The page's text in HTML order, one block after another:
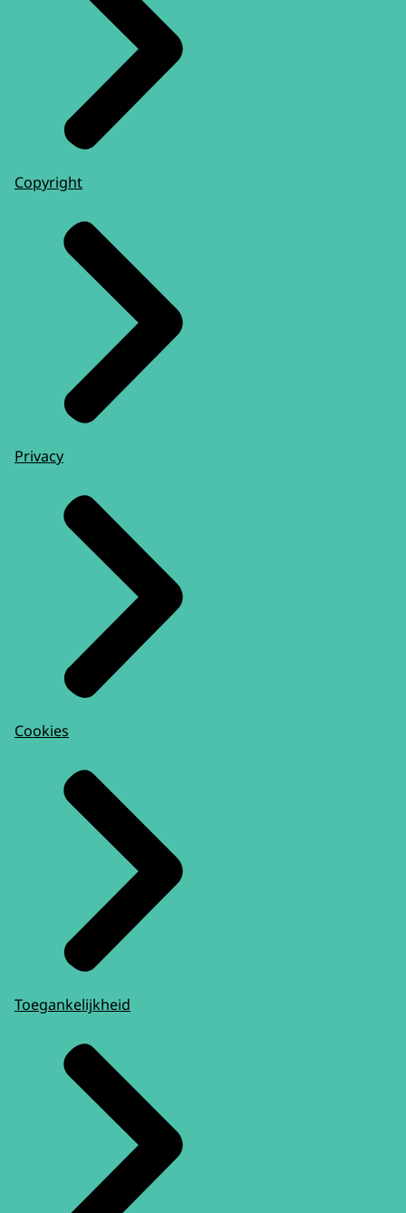
Copyright
Privacy
Cookies
Toegankelijkheid